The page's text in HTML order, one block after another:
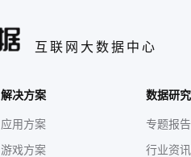
互联网大数据中心
解决方案
应用方案
游戏方案
数据研
专题报告
行业资讯